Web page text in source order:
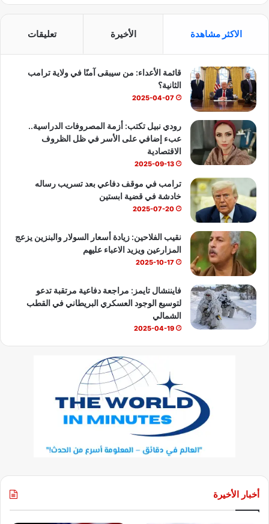
و
ك
T
u
e
ا
ب
الاكثر مشاهدة الأخيرة تعليقات
قائمة الأعداء: من سيبقى آمنًا في ولاية ترامب
الثانية؟
2025-04-07
رودي نبيل تكتب: أزمة المصروفات الدراسية..
عبء إضافي على الأسر في ظل الظروف
الاقتصادية
2025-09-13
ترامب في موقف دفاعي بعد تسريب رساله
خادشة في قضية ابستين
2025-07-20
نقيب الفلاحين: زيادة أسعار السولار والبنزين يزعج
المزارعين ويزيد الاعباء عليهم
2025-10-17
فايننشال تايمز: مراجعة دفاعية مرتقبة تدعو
لتوسيع الوجود العسكري البريطاني في القطب
الشمالي
2025-04-19
أخبار الأخيرة